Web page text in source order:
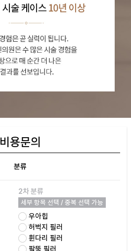
비용문의
분류
2차 분류
세부 항목 선택 / 중복 선택 가능
우아힙
허벅지 필러
휜다리 필러
팔뚝 필러